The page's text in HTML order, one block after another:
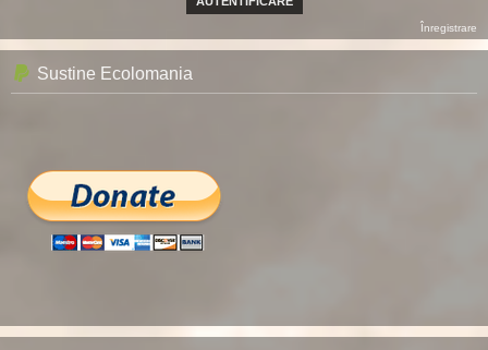
Înregistrare
Sustine Ecolomania